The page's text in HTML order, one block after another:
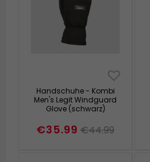
Handschuhe - Kombi
Men's Legit Windguard
Glove (schwarz)
€35.99 €44.99